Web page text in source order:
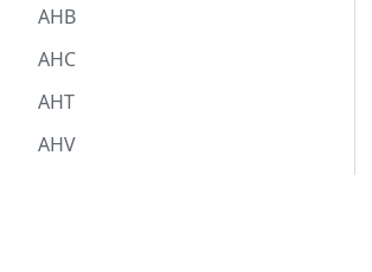
AHB
AHC
AHT
AHV